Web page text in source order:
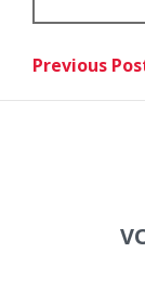
Post
Previous
Previous